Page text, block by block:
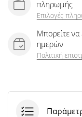
πληρωμής
Επιλογές
Μπορείτε να
ημερών
Πολιτική